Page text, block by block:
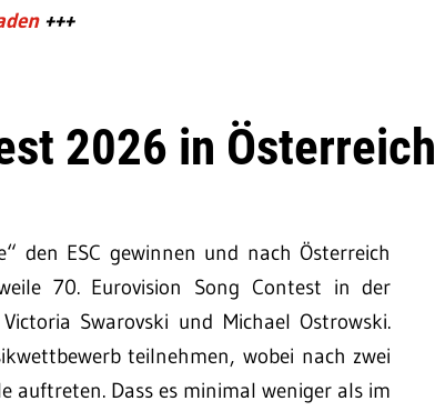
+++
2026 in Österreich
den ESC gewinnen und nach Österreich
70. Eurovision Song Contest in der
Swarovski und Michael Ostrowski.
teilnehmen, wobei nach zwei
auftreten. Dass es minimal weniger als im